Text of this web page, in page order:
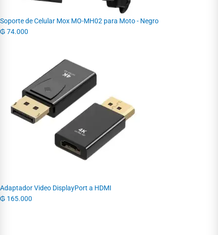
Soporte de Celular Mox MO-MH02 para Moto - Negro
₲ 74.000
Adaptador Video DisplayPort a HDMI
₲ 165.000